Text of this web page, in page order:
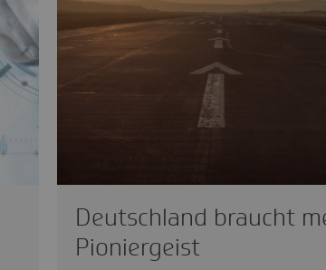
Deutschland braucht
Pioniergeist